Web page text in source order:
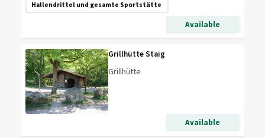
Hallendrittel und gesamte Sportstätte
Available
Grillhütte Staig
Grillhütte
Available